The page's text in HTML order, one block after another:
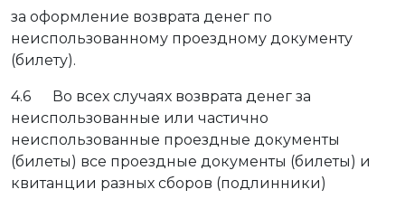
за оформление возврата денег по
неиспользованному проездному документу
(билету).
4.6 Во всех случаях возврата денег за
неиспользованные или частично
неиспользованные проездные документы
(билеты) все проездные документы (билеты) и
квитанции разных сборов (подлинники)